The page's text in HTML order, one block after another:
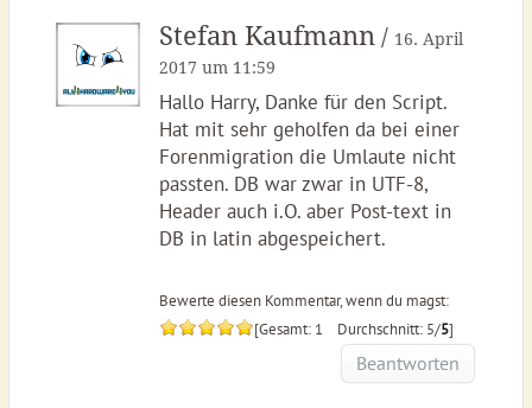
Stefan Kaufmann/ 16. April
2017 um 11:59
Hallo Harry, Danke für den Script.
Hat mit sehr geholfen da bei einer
Forenmigration die Umlaute nicht
passten. DB war zwar in UTF-8,
Header auch i.O. aber Post-text in
DB in latin abgespeichert.
Bewerte diesen Kommentar, wenn du magst:
[Gesamt: 1 Durchschnitt: 5/5]
Beantworten